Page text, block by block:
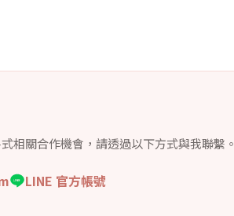
相關合作機會，請透過以下方式與我聯繫。
LINE 官方帳號